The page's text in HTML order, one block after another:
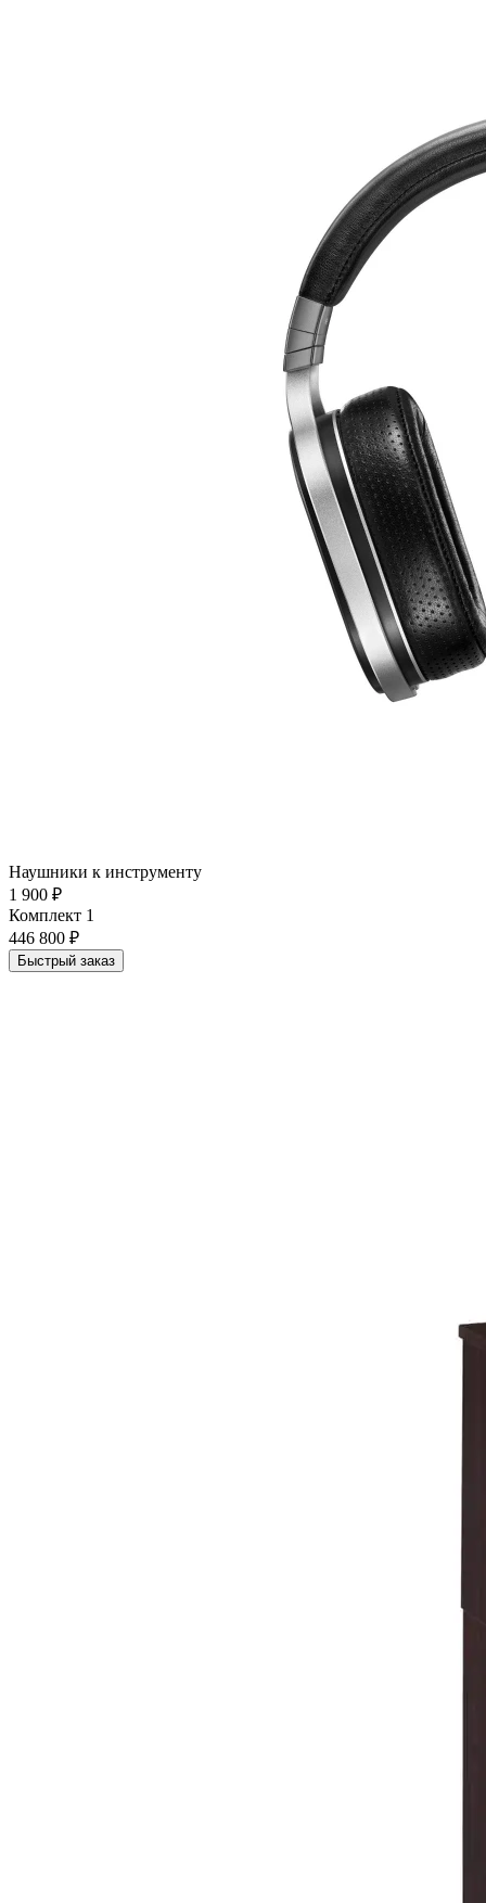
Наушники к инструменту
1 900 ₽
Комплект 1
446 800 ₽
Быстрый заказ